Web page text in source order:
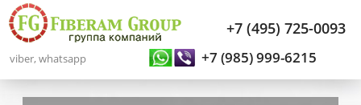
+7 (495) 725-0093
+7 (985) 999-6215
viber, whatsapp